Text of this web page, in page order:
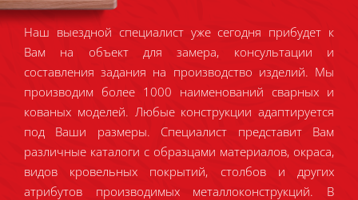
Наш выездной специалист уже сегодня прибудет к
Вам на объект для замера, консультации и
составления задания на производство изделий. Мы
производим более 1000 наименований сварных и
кованых моделей. Любые конструкции адаптируется
под Ваши размеры. Специалист представит Вам
различные каталоги с образцами материалов, окраса,
видов кровельных покрытий, столбов и других
атрибутов производимых металлоконструкций. В